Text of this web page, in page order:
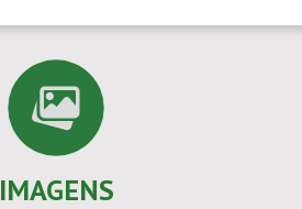
IMAGENS